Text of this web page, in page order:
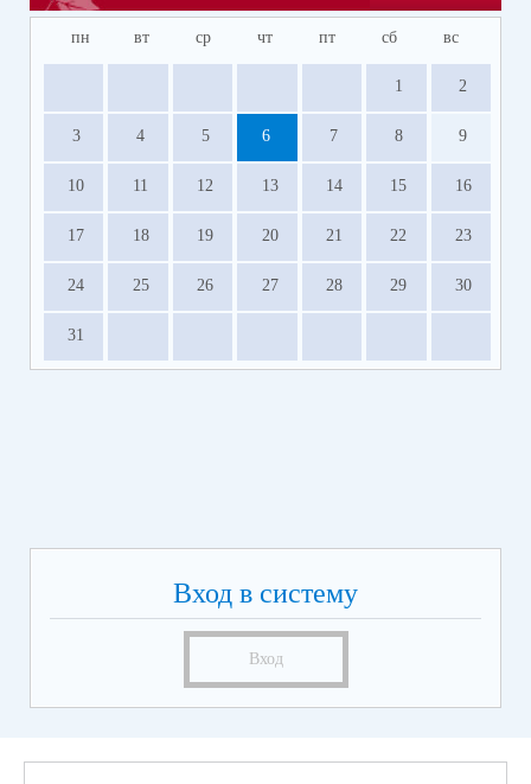
пн вт ср чт пт сб вс
1 2
3 4 5 6 7 8 9
10 11 12 13 14 15 16
17 18 19 20 21 22 23
24 25 26 27 28 29 30
31
Вход в систему
Вход